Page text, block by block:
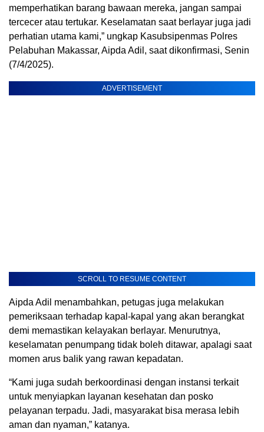
memperhatikan barang bawaan mereka, jangan sampai
tercecer atau tertukar. Keselamatan saat berlayar juga jadi
perhatian utama kami,” ungkap Kasubsipenmas Polres
Pelabuhan Makassar, Aipda Adil, saat dikonfirmasi, Senin
(7/4/2025).
ADVERTISEMENT
SCROLL TO RESUME CONTENT
Aipda Adil menambahkan, petugas juga melakukan
pemeriksaan terhadap kapal-kapal yang akan berangkat
demi memastikan kelayakan berlayar. Menurutnya,
keselamatan penumpang tidak boleh ditawar, apalagi saat
momen arus balik yang rawan kepadatan.
“Kami juga sudah berkoordinasi dengan instansi terkait
untuk menyiapkan layanan kesehatan dan posko
pelayanan terpadu. Jadi, masyarakat bisa merasa lebih
aman dan nyaman,” katanya.